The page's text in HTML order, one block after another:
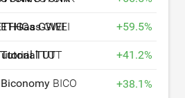
ETHGasGWEI +59.5%
TutorialTUT +41.2%
Biconomy BICO +38.1%